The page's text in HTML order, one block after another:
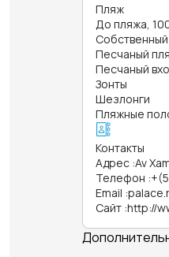
Пляж
До пляжа,
Песчаный
Песчаный
Зонты
Шезлонги
Пляжные
Контакты
Адрес :Av
Телефон :
Email :
Сайт :http://